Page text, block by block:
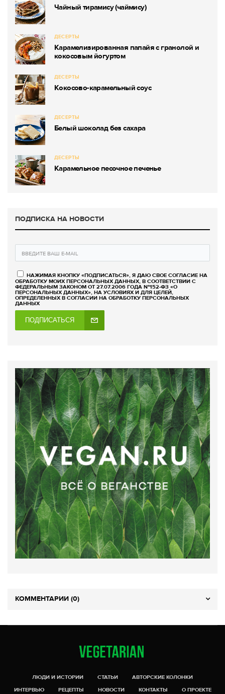
Чайный тирамису (чаймису)
ДЕСЕРТЫ
Карамелизированная папайя с гранолой и
кокосовым йогуртом
ДЕСЕРТЫ
Кокосово-карамельный соус
ДЕСЕРТЫ
Белый шоколад без сахара
ДЕСЕРТЫ
Карамельное песочное печенье
ПОДПИСКА НА НОВОСТИ
НАЖИМАЯ КНОПКУ «ПОДПИСАТЬСЯ», Я ДАЮ СВОЕ СОГЛАСИЕ НА
ОБРАБОТКУ МОИХ ПЕРСОНАЛЬНЫХ ДАННЫХ, В СООТВЕТСТВИИ С
ФЕДЕРАЛЬНЫМ ЗАКОНОМ ОТ 27.07.2006 ГОДА №152-ФЗ «О
ПЕРСОНАЛЬНЫХ ДАННЫХ», НА УСЛОВИЯХ И ДЛЯ ЦЕЛЕЙ,
ОПРЕДЕЛЕННЫХ В СОГЛАСИИ НА ОБРАБОТКУ ПЕРСОНАЛЬНЫХ
ДАННЫХ
ПОДПИСАТЬСЯ
КОММЕНТАРИИ (0)
ЛЮДИ И ИСТОРИИ СТАТЬИ
АВТОРСКИЕ КОЛОНКИ
ИНТЕРВЬЮ
РЕЦЕПТЫ НОВОСТИ КОНТАКТЫ О ПРОЕКТЕ